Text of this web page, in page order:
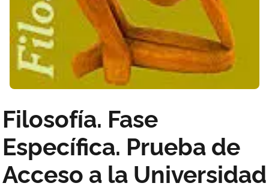
Filosofía. Fase
Específica. Prueba de
Acceso a la Universidad